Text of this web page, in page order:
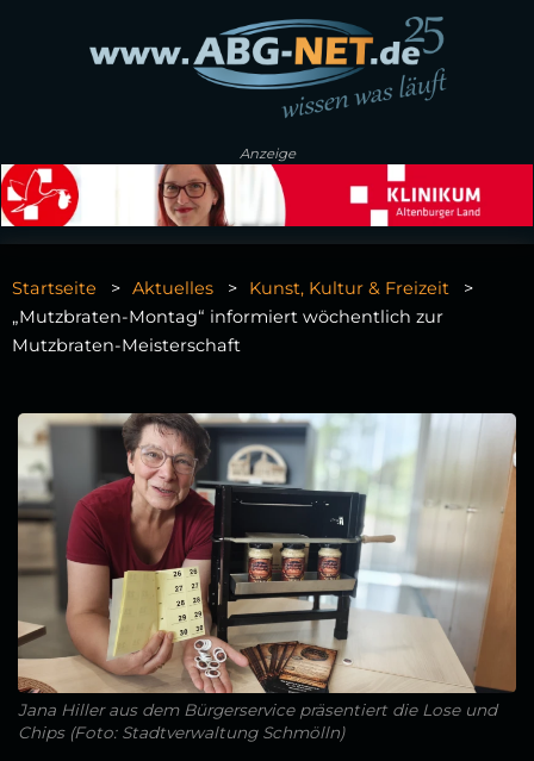
Anzeige
Startseite Aktuelles
Kunst, Kultur & Freizeit
„Mutzbraten‑Montag“ informiert wöchentlich zur
Mutzbraten‑Meisterschaft
Jana Hiller aus dem Bürgerservice präsentiert die Lose und
Chips (Foto: Stadtverwaltung Schmölln)